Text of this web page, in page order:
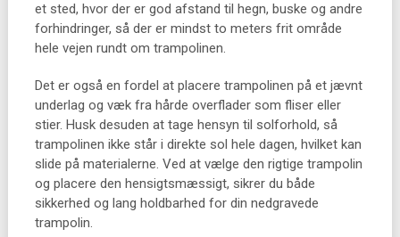
et sted, hvor der er god afstand til hegn, buske og andre
forhindringer, så der er mindst to meters frit område
hele vejen rundt om trampolinen.
Det er også en fordel at placere trampolinen på et jævnt
underlag og væk fra hårde overflader som fliser eller
stier. Husk desuden at tage hensyn til solforhold, så
trampolinen ikke står i direkte sol hele dagen, hvilket kan
slide på materialerne. Ved at vælge den rigtige trampolin
og placere den hensigtsmæssigt, sikrer du både
sikkerhed og lang holdbarhed for din nedgravede
trampolin.